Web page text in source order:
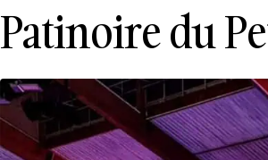
Patinoire du